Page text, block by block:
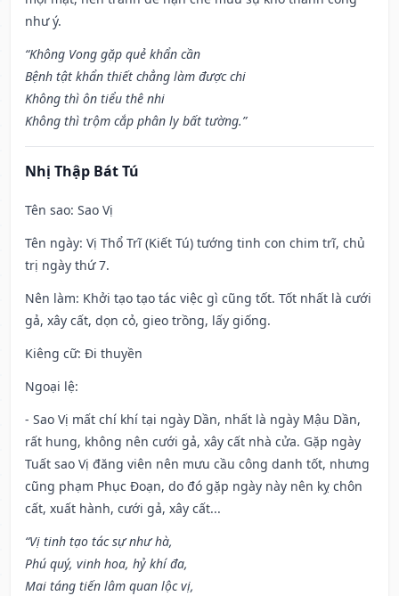
như ý.
“Không Vong gặp quẻ khẩn cần
Bệnh tật khẩn thiết chẳng làm được chi
Không thì ôn tiểu thê nhi
Không thì trộm cắp phân ly bất tường.”
Nhị Thập Bát Tú
Tên sao: Sao Vị
Tên ngày: Vị Thổ Trĩ (Kiết Tú) tướng tinh con chim trĩ, chủ
trị ngày thứ 7.
Nên làm: Khởi tạo tạo tác việc gì cũng tốt. Tốt nhất là cưới
gả, xây cất, dọn cỏ, gieo trồng, lấy giống.
Kiêng cữ: Đi thuyền
Ngoại lệ:
- Sao Vị mất chí khí tại ngày Dần, nhất là ngày Mậu Dần,
rất hung, không nên cưới gả, xây cất nhà cửa. Gặp ngày
Tuất sao Vị đăng viên nên mưu cầu công danh tốt, nhưng
cũng phạm Phục Đoạn, do đó gặp ngày này nên kỵ chôn
cất, xuất hành, cưới gả, xây cất...
“Vị tinh tạo tác sự như hà,
Phú quý, vinh hoa, hỷ khí đa,
Mai táng tiến lâm quan lộc vị,